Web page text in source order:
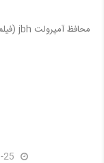
محافظ آمپرولت jbh (فیلم معرفی محصول)